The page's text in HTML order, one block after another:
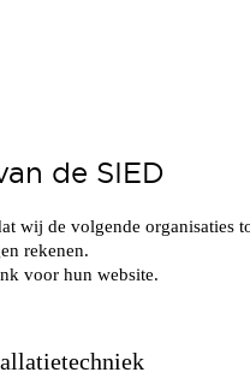
de SIED
wij de volgende organisaties
rekenen.
voor hun website.